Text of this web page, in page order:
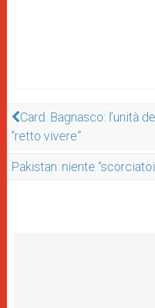
Card. Bagnasco: l’unità
“retto vivere”
Pakistan: niente